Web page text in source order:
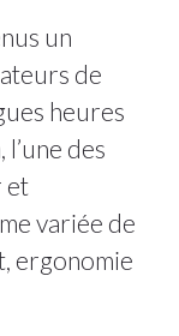
un
de
heures
des
et
variée de
ergonomie